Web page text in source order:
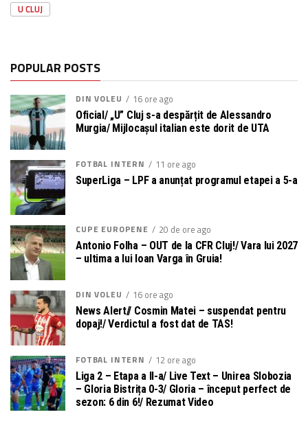
U CLUJ
POPULAR POSTS
DIN VOLEU 16 ore ago
Oficial/ „U” Cluj s-a despărțit de Alessandro
Murgia/ Mijlocașul italian este dorit de UTA
FOTBAL INTERN 11 ore ago
SuperLiga – LPF a anunțat programul etapei a 5-a
CUPE EUROPENE 20 de ore ago
Antonio Folha – OUT de la CFR Cluj!/ Vara lui 2027
– ultima a lui Ioan Varga în Gruia!
DIN VOLEU 16 ore ago
News Alert// Cosmin Matei – suspendat pentru
dopaj!/ Verdictul a fost dat de TAS!
FOTBAL INTERN 12 ore ago
Liga 2 – Etapa a II-a/ Live Text – Unirea Slobozia
– Gloria Bistrița 0-3/ Gloria – început perfect de
sezon: 6 din 6!/ Rezumat Video